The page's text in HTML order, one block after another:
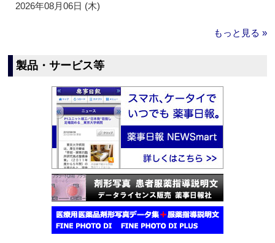
2026年08月06日 (木)
もっと見る »
製品・サービス等